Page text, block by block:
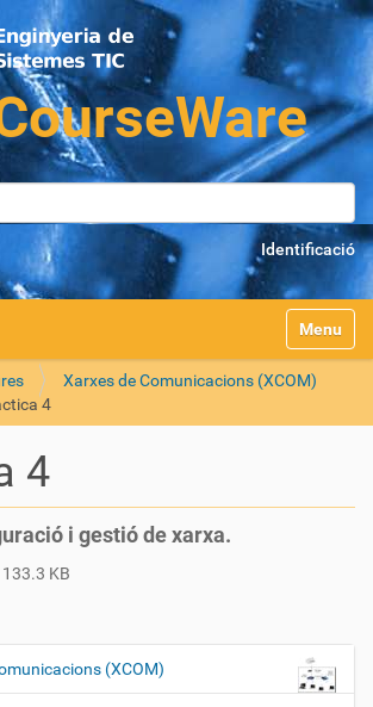
Identificació
Toggle
Xarxes de Comunicacions (XCOM)
4
4
i gestió de xarxa.
KB
(XCOM)